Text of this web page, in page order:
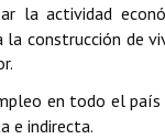
- Registro
Registro
laactividad
la construcción de
en todo el país
e indirecta.